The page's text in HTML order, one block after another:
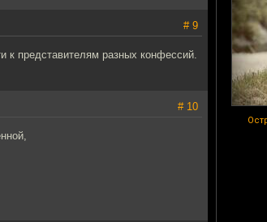
# 9
к представителям разных конфессий.
# 10